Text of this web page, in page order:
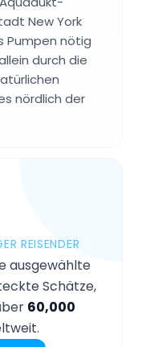
New York
Pumpen nötig
durch die
nördlich der
REISENDER
ausgewählte
Schätze,
60,000